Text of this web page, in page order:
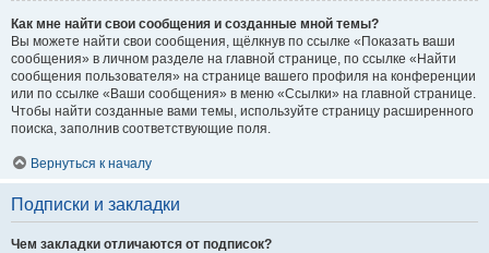
Как мне найти свои сообщения и созданные мной темы?
Вы можете найти свои сообщения, щёлкнув по ссылке «Показать ваши
сообщения» в личном разделе на главной странице, по ссылке «Найти
сообщения пользователя» на странице вашего профиля на конференции
или по ссылке «Ваши сообщения» в меню «Ссылки» на главной странице.
Чтобы найти созданные вами темы, используйте страницу расширенного
поиска, заполнив соответствующие поля.
Вернуться к началу
Подписки и закладки
Чем закладки отличаются от подписок?